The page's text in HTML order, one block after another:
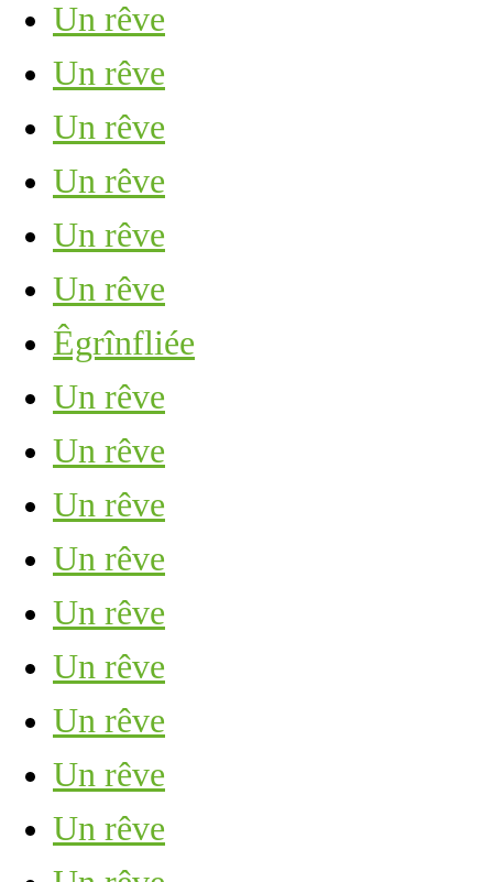
Un rêve
Un rêve
Un rêve
Un rêve
Un rêve
Un rêve
Êgrînfliée
Un rêve
Un rêve
Un rêve
Un rêve
Un rêve
Un rêve
Un rêve
Un rêve
Un rêve